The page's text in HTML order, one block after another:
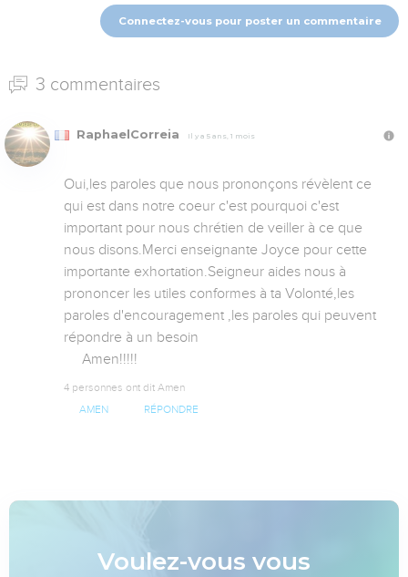
Connectez-vous pour poster un commentaire
3 commentaires
RaphaelCorreia Il y a 5 ans, 1 mois
Oui,les paroles que nous prononçons révèlent ce
qui est dans notre coeur c'est pourquoi c'est
important pour nous chrétien de veiller à ce que
nous disons.Merci enseignante Joyce pour cette
importante exhortation.Seigneur aides nous à
prononcer les utiles conformes à ta Volonté,les
paroles d'encouragement ,les paroles qui peuvent
répondre à un besoin
     Amen!!!!!
4 personnes ont dit Amen
AMEN RÉPONDRE
Voulez-vous vous